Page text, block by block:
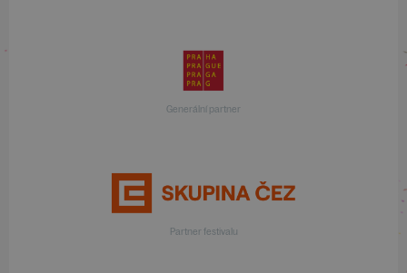
Generální partner
Partner festivalu